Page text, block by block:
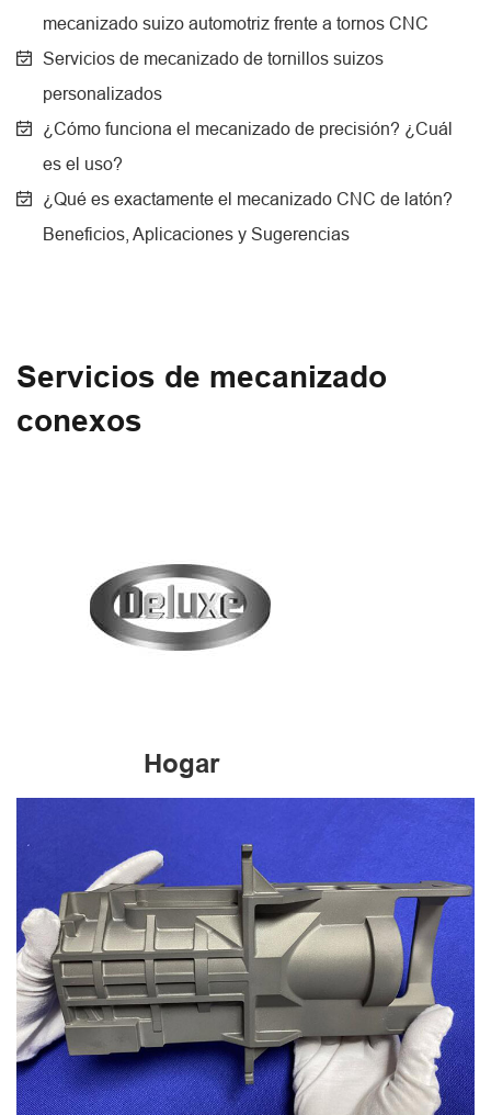
mecanizado suizo automotriz frente a tornos CNC
Servicios de mecanizado de tornillos suizos
personalizados
¿Cómo funciona el mecanizado de precisión? ¿Cuál
es el uso?
¿Qué es exactamente el mecanizado CNC de latón?
Beneficios, Aplicaciones y Sugerencias
Servicios de mecanizado
conexos
Hogar